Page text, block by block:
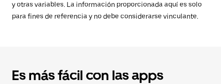
y otras variables. La información proporcionada aquí es solo
para fines de referencia y no debe considerarse vinculante.
Es más fácil con las apps